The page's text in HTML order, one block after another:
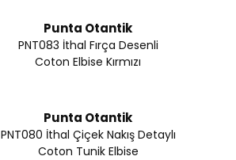
Punta Otantik
PNT083 İthal Fırça Desenli
Coton Elbise Kırmızı
Punta Otantik
PNT080 İthal Çiçek Nakış Detaylı
Coton Tunik Elbise